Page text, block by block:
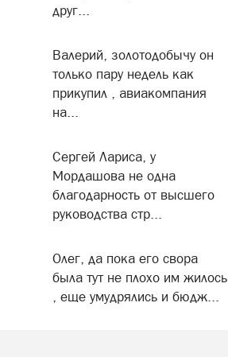
друг...
Валерий, золотодобычу он
только пару недель как
прикупил , авиакомпания
на...
Сергей Лариса, у
Мордашова не одна
благодарность от высшего
руководства стр...
Олег, да пока его свора
была тут не плохо им жилось
, еще умудрялись и бюдж...